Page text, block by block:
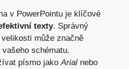
v PowerPointu je klíčové
texty. Správný
může značně
schématu.​
písmo jakoArial nebo